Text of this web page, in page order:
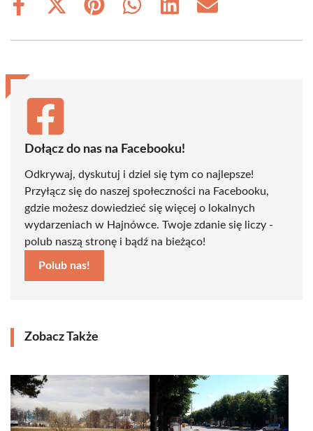
Share
Share
(Twitter)
Share
Share
Share
Share
Dołącz do nas na Facebooku!
Odkrywaj, dyskutuj i dziel się tym co najlepsze!
Przyłącz się do naszej społeczności na Facebooku,
gdzie możesz dowiedzieć się więcej o lokalnych
wydarzeniach w Hajnówce. Twoje zdanie się liczy -
polub naszą stronę i bądź na bieżąco!
Polub nas!
Zobacz Także